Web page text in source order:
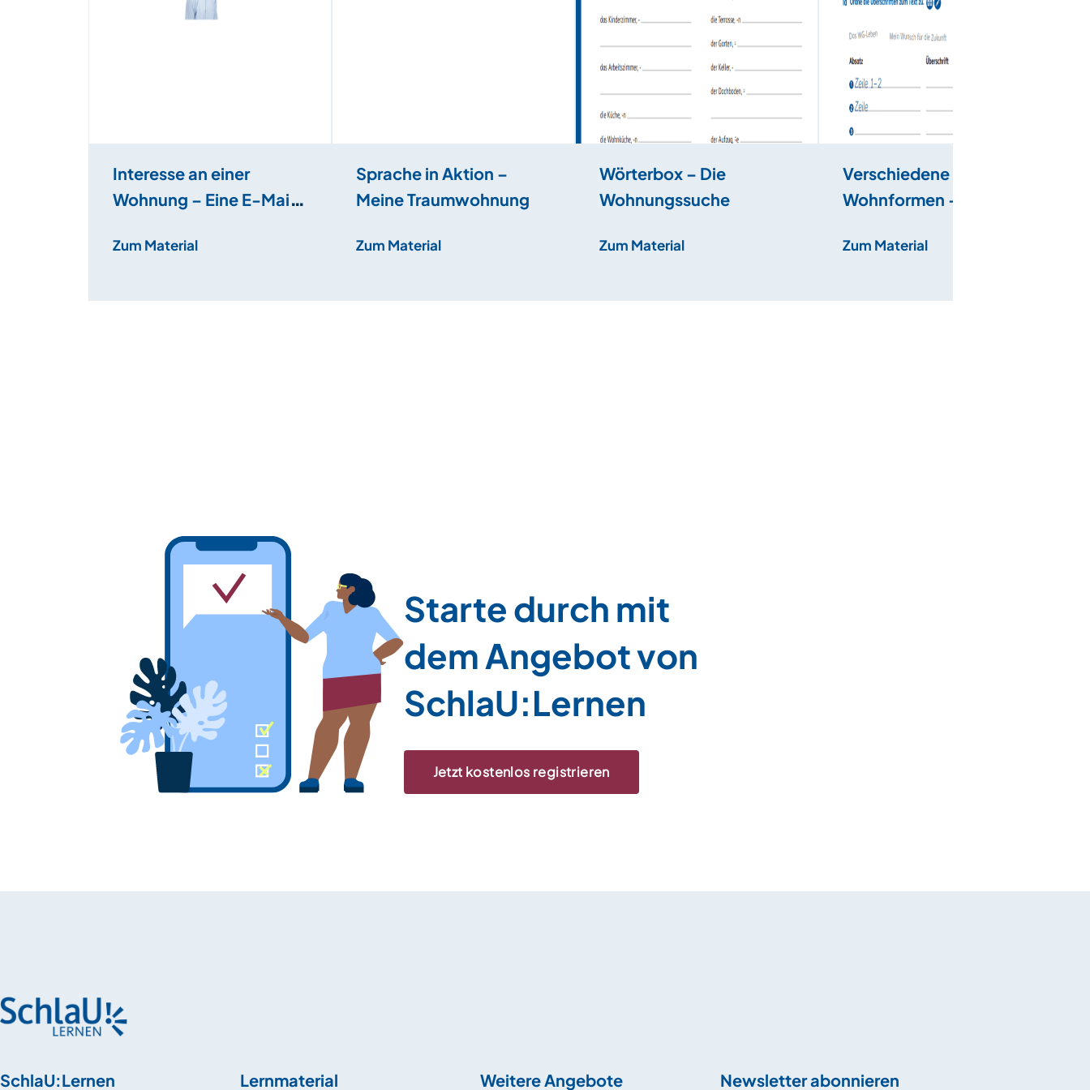
Interesse an einer
Wohnung – Eine E-Mail
Zum Material
Sprache in Aktion –
Meine Traumwohnung
Zum Material
Wörterbox – Die
Wohnungssuche
Zum Material
Verschiedene
Wohnformen – Mit
Zum Material
Starte durch mit
dem Angebot von
SchlaU:Lernen
Jetzt kostenlos registrieren
SchlaU:Lernen Lernmaterial Weitere Angebote Newsletter abonnieren